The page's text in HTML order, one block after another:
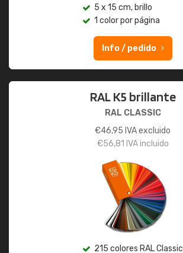
5 x 15 cm, brillo
1 color por página
Info / pedido
RAL K5 brillante
RAL CLASSIC
€46,95 IVA excluido
€56,81 IVA incluido
215 colores RAL Classic